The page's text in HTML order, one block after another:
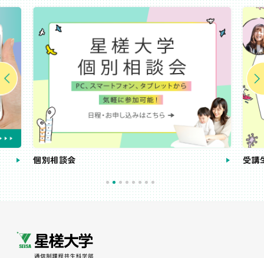
個別相談会 受講